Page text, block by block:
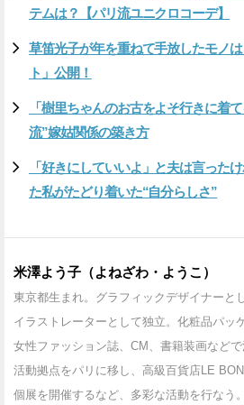
テムは？【パリ流ユニクロコーデ】
草笛光子が年を重ねて手放したモノ
ト」公開！
「樹里ちゃんのお古をよそ行きに着
流”嫁姑関係の築き方
「好きにしていいよ」と夫は言った
た私がたどり着いた“自分らしさ”
米澤よう子（よねざわ・ようこ）
東京都生まれ。グラフィックデザイナーと
イラストレーターとして独立。化粧品パッ
女性ファッション誌、CM、書籍装画などで
活動拠点をパリに移し、高級百貨店LE
個展を開催するなど、多彩な活動を行なう